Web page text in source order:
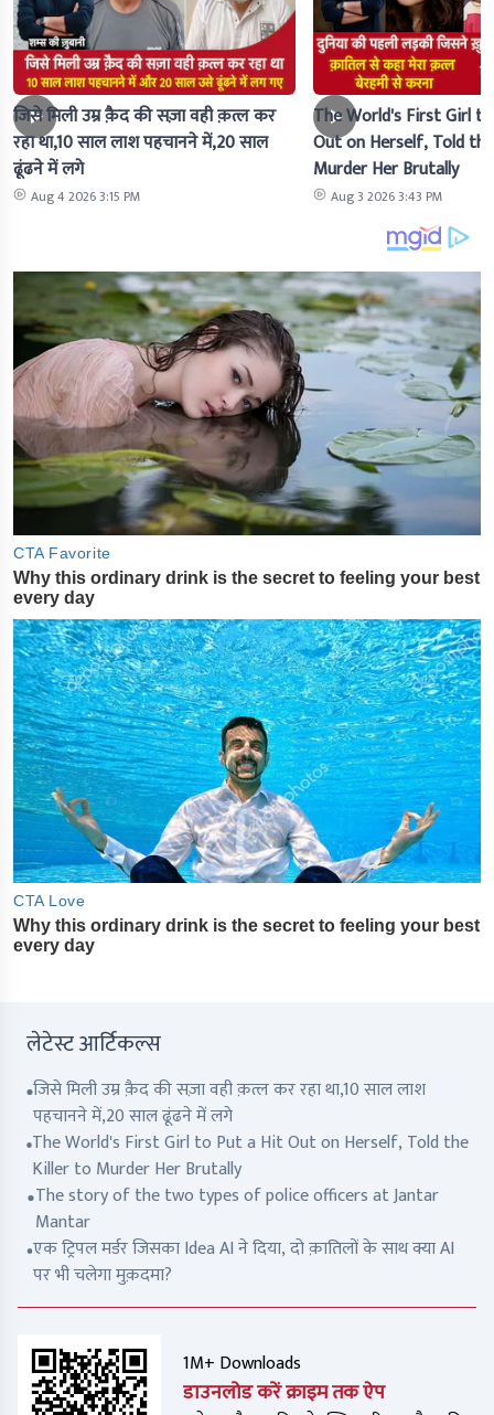
जिसे मिली उम्र क़ैद की सज़ा वही क़त्ल कर
रहा था,10 साल लाश पहचानने में,20 साल
ढूंढने में लगे
Aug 4 2026 3:15 PM
The World's First Girl
Out on Herself, Told
Murder Her Brutally
Aug 3 2026 3:43 PM
लेटेस्ट आर्टिकल्स
जिसे मिली उम्र क़ैद की सज़ा वही क़त्ल कर रहा था,10 साल लाश
पहचानने में,20 साल ढूंढने में लगे
The World's First Girl to Put a Hit Out on Herself, Told the
Killer to Murder Her Brutally
The story of the two types of police officers at Jantar
Mantar
एक ट्रिपल मर्डर जिसका Idea AI ने दिया, दो क़ातिलों के साथ क्या AI
पर भी चलेगा मुक़दमा?
1M+ Downloads
डाउनलोड करें क्राइम तक ऐप